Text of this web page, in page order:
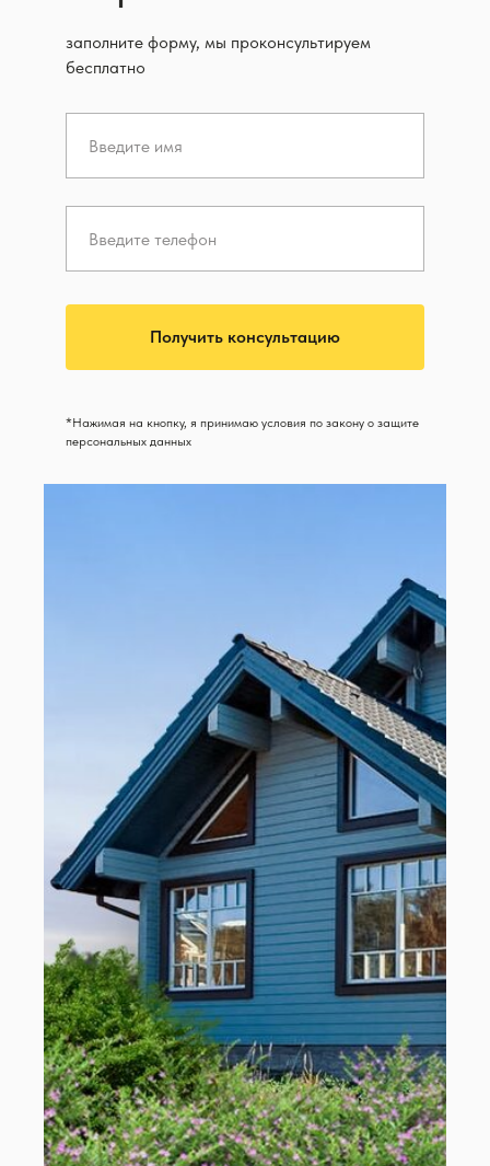
заполните форму, мы проконсультируем
бесплатно
Получить консультацию
*Нажимая на кнопку, я принимаю условия по закону о защите
персональных данных